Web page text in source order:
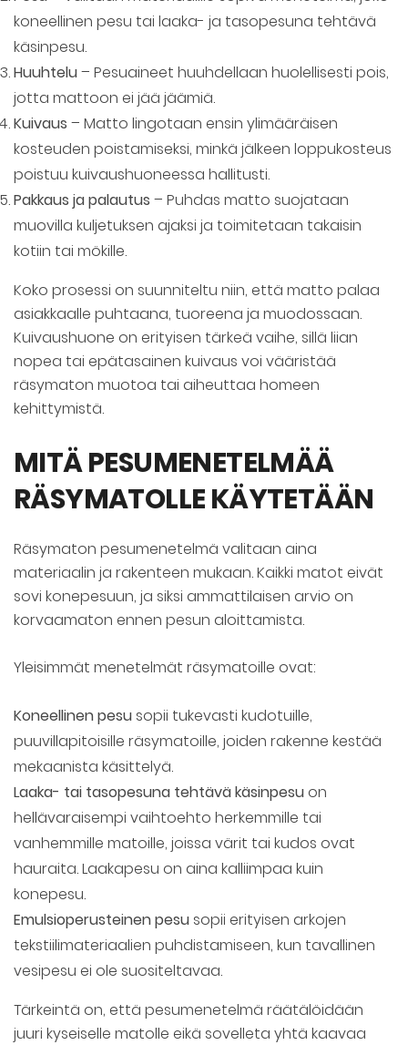
koneellinen pesu tai laaka- ja tasopesuna tehtävä
käsinpesu.
Huuhtelu– Pesuaineet huuhdellaan huolellisesti pois,
jotta mattoon ei jää jäämiä.
Kuivaus – Matto lingotaan ensin ylimääräisen
kosteuden poistamiseksi, minkä jälkeen loppukosteus
poistuu kuivaushuoneessa hallitusti.
Pakkaus ja palautus – Puhdas matto suojataan
muovilla kuljetuksen ajaksi ja toimitetaan takaisin
kotiin tai mökille.
Koko prosessi on suunniteltu niin, että matto palaa
asiakkaalle puhtaana, tuoreena ja muodossaan.
Kuivaushuone on erityisen tärkeä vaihe, sillä liian
nopea tai epätasainen kuivaus voi vääristää
räsymaton muotoa tai aiheuttaa homeen
kehittymistä.
MITÄ PESUMENETELMÄÄ
RÄSYMATOLLE KÄYTETÄÄN
Räsymaton pesumenetelmä valitaan aina
materiaalin ja rakenteen mukaan. Kaikki matot eivät
sovi konepesuun, ja siksi ammattilaisen arvio on
korvaamaton ennen pesun aloittamista.
Yleisimmät menetelmät räsymatoille ovat:
Koneellinen pesu sopii tukevasti kudotuille,
puuvillapitoisille räsymatoille, joiden rakenne kestää
mekaanista käsittelyä.
Laaka- tai tasopesuna tehtävä käsinpesuon
hellävaraisempi vaihtoehto herkemmille tai
vanhemmille matoille, joissa värit tai kudos ovat
hauraita. Laakapesu on aina kalliimpaa kuin
konepesu.
Emulsioperusteinen pesu sopii erityisen arkojen
tekstiilimateriaalien puhdistamiseen, kun tavallinen
vesipesu ei ole suositeltavaa.
Tärkeintä on, että pesumenetelmä räätälöidään
juuri kyseiselle matolle eikä sovelleta yhtä kaavaa